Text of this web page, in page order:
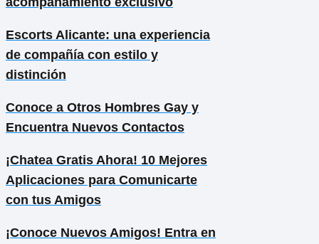
Escorts Alicante: una experiencia
de compañía con estilo y
distinción
Conoce a Otros Hombres Gay y
Encuentra Nuevos Contactos
¡Chatea Gratis Ahora! 10 Mejores
Aplicaciones para Comunicarte
con tus Amigos
¡Conoce Nuevos Amigos! Entra en